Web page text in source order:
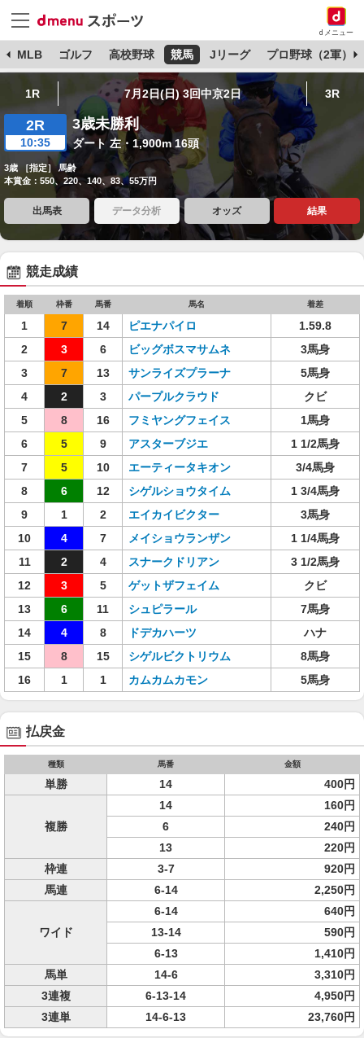
dメニュー
MLB ゴルフ 高校野球 競馬 Jリーグ プロ野球（2軍）
1R 7月2日(日) 3回中京2日 3R
2R
10:35
3歳未勝利
ダート 左・1,900m 16頭
3歳 ［指定］ 馬齢
本賞金：550、220、140、83、55万円
出馬表 データ分析 オッズ 結果
競走成績
着順 枠番 馬番 馬名 着差
1 7 14 ピエナパイロ
1.59.8
2
3 6 ビッグボスマサムネ
3馬身
3
7 13 サンライズプラーナ
5馬身
4
2 3 パープルクラウド
クビ
5
8 16 フミヤングフェイス
1馬身
6
5 9 アスターブジエ
1 1/2馬身
7
5 10 エーティータキオン
3/4馬身
8
6 12 シゲルショウタイム
1 3/4馬身
9
1 2 エイカイビクター
3馬身
10
4 7 メイショウランザン
1 1/4馬身
11
2 4 スナークドリアン
3 1/2馬身
12
3 5 ゲットザフェイム
クビ
13
6 11 シュピラール
7馬身
14
4 8 ドデカハーツ
ハナ
15
8 15 シゲルビクトリウム
8馬身
16
1 1 カムカムカモン 5馬身
払戻金
種類 馬番 金額
単勝 14 400円
複勝
14
160円
6
240円
13
220円
枠連
3-7
920円
馬連
6-14 2,250円
ワイド
6-14
640円
13-14
590円
6-13
1,410円
馬単
14-6
3,310円
3連複
6-13-14
4,950円
3連単
14-6-13 23,760円